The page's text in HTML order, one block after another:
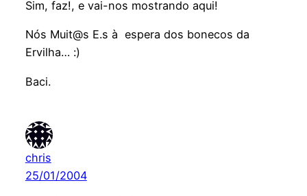
Sim, faz!, e vai-nos mostrando aqui!
Nós Muit@s E.s à espera dos bonecos da
Ervilha… :)
Baci.
chris
25/01/2004